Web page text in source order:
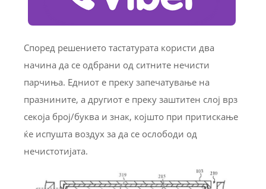
Според решението тастатурата користи два
начина да се одбрани од ситните нечисти
парчиња. Едниот е преку запечатување на
празнините, а другиот е преку заштитен слој врз
секоја број/буква и знак, којшто при притискање
ќе испушта воздух за да се ослободи од
нечистотијата.